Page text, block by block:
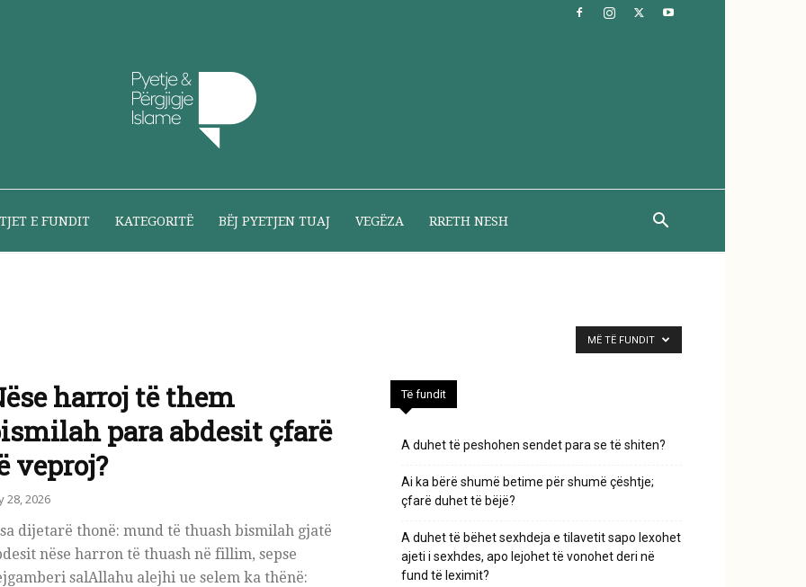
përgjigje
nga
E FUNDIT KATEGORITË BËJ PYETJEN TUAJ VEGËZA RRETH NESH
MË TË FUNDIT
harroj të them
para abdesit çfarë
veproj?
28, 2026
dijetarë thonë: mund të thuash bismilah gjatë
nëse harron të thuash në fillim, sepse
salAllahu alejhi ue selem ka thënë:
Të fundit
A duhet të peshohen sendet para se të shiten?
Ai ka bërë shumë betime për shumë çështje;
çfarë duhet të bëjë?
A duhet të bëhet sexhdeja e tilavetit sapo lexohet
ajeti i sexhdes, apo lejohet të vonohet deri në
fund të leximit?